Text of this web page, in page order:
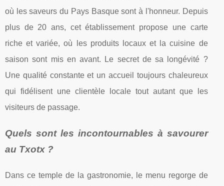
où les saveurs du Pays Basque sont à l'honneur. Depuis
plus de 20 ans, cet établissement propose une carte
riche et variée, où les produits locaux et la cuisine de
saison sont mis en avant. Le secret de sa longévité ?
Une qualité constante et un accueil toujours chaleureux
qui fidélisent une clientèle locale tout autant que les
visiteurs de passage.
Quels sont les incontournables à savourer
au Txotx ?
Dans ce temple de la gastronomie, le menu regorge de